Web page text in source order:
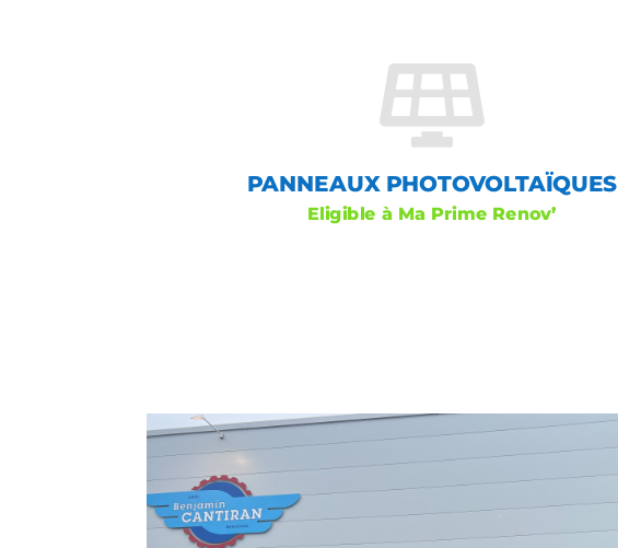

PANNEAUX PHOTOVOLTAÏQUES
Eligible à Ma Prime Renov’